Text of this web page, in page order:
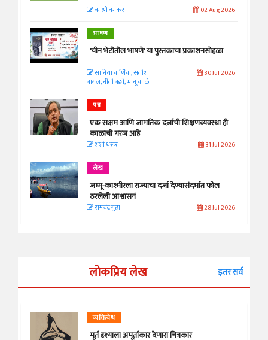
वनश्री वनकर 02 Aug 2026
भाषण
'चीन भेटीतील भाषणे' या पुस्तकाचा प्रकाशनसोहळा
सानिया कर्णिक, सतीश
बागल, नीती बडवे, भानू काळे
30 Jul 2026
पत्र
एक सक्षम आणि जागतिक दर्जाची शिक्षणव्यवस्था ही
काळाची गरज आहे
शशी थरूर 31 Jul 2026
लेख
जम्मू-काश्मीरला राज्याचा दर्जा देण्यासंदर्भात फोल
ठरलेली आश्वासनं
रामचंद्र गुहा 28 Jul 2026
लोकप्रिय लेख इतर सर्व
व्यक्तिवेध
मूर्त दृश्याला अमूर्ताकार देणारा चित्रकार